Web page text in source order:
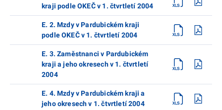
kraji podle OKEČ v 1. čtvrtletí 2004
E. 2. Mzdy v Pardubickém kraji
podle OKEČ v 1. čtvrtletí 2004
E. 3. Zaměstnanci v Pardubickém
kraji a jeho okresech v 1. čtvrtletí
2004
E. 4. Mzdy v Pardubickém kraji a
jeho okresech v 1. čtvrtletí 2004